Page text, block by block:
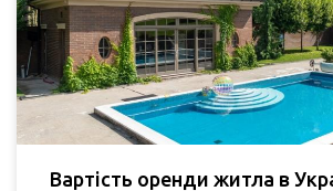
Вартість оренди житла в